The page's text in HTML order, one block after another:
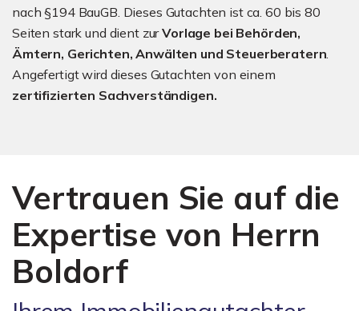
nach §194 BauGB. Dieses Gutachten ist ca. 60 bis 80
Seiten stark und dient zurVorlage bei Behörden,
Ämtern, Gerichten, Anwälten und Steuerberatern
Angefertigt wird dieses Gutachten von einem
zertifizierten Sachverständigen.
Vertrauen Sie auf die
Expertise von Herrn
Boldorf